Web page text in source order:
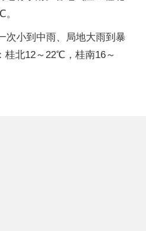
次小到中雨、局地大雨到暴
桂北12～22℃，桂南16～